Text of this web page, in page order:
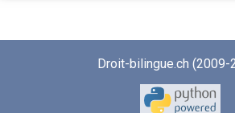
Droit-bilingue.ch (2009-